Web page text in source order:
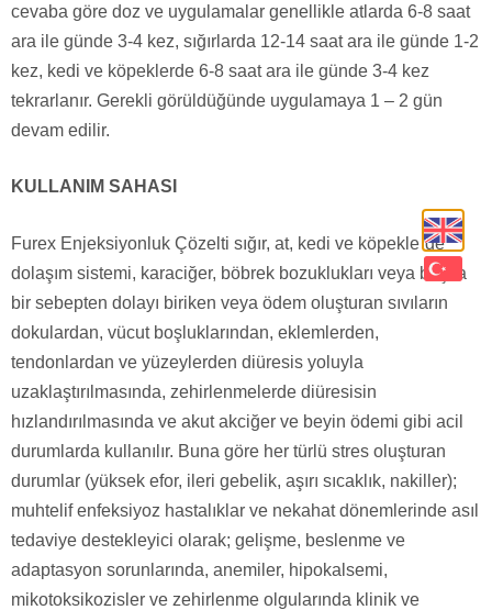
cevaba göre doz ve uygulamalar genellikle atlarda 6-8 saat
ara ile günde 3-4 kez, sığırlarda 12-14 saat ara ile günde 1-2
kez, kedi ve köpeklerde 6-8 saat ara ile günde 3-4 kez
tekrarlanır. Gerekli görüldüğünde uygulamaya 1 – 2 gün
devam edilir.
KULLANIM SAHASI
Furex Enjeksiyonluk Çözelti sığır, at, kedi ve köpeklerde
dolaşım sistemi, karaciğer, böbrek bozuklukları veya başka
bir sebepten dolayı biriken veya ödem oluşturan sıvıların
dokulardan, vücut boşluklarından, eklemlerden,
tendonlardan ve yüzeylerden diüresis yoluyla
uzaklaştırılmasında, zehirlenmelerde diüresisin
hızlandırılmasında ve akut akciğer ve beyin ödemi gibi acil
durumlarda kullanılır. Buna göre her türlü stres oluşturan
durumlar (yüksek efor, ileri gebelik, aşırı sıcaklık, nakiller);
muhtelif enfeksiyoz hastalıklar ve nekahat dönemlerinde asıl
tedaviye destekleyici olarak; gelişme, beslenme ve
adaptasyon sorunlarında, anemiler, hipokalsemi,
mikotoksikozisler ve zehirlenme olgularında klinik ve